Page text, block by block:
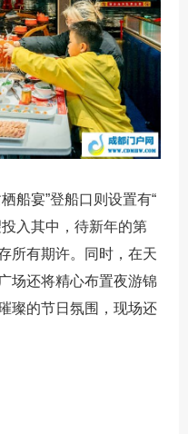
船宴”登船口则设置有“
入其中，待新年的第
所有期许。同时，在天
场还将精心布置夜游锦
璨的节日氛围，现场还